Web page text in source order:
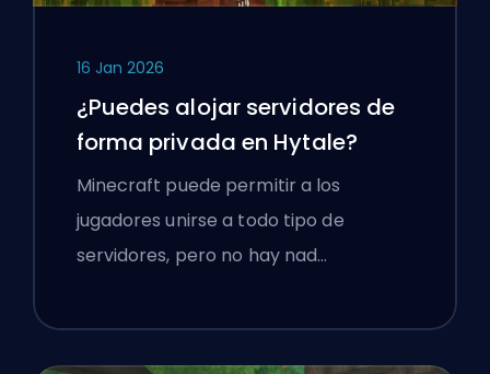
16 Jan 2026
¿Puedes alojar servidores de
forma privada en Hytale?
Minecraft puede permitir a los
jugadores unirse a todo tipo de
servidores, pero no hay nad…